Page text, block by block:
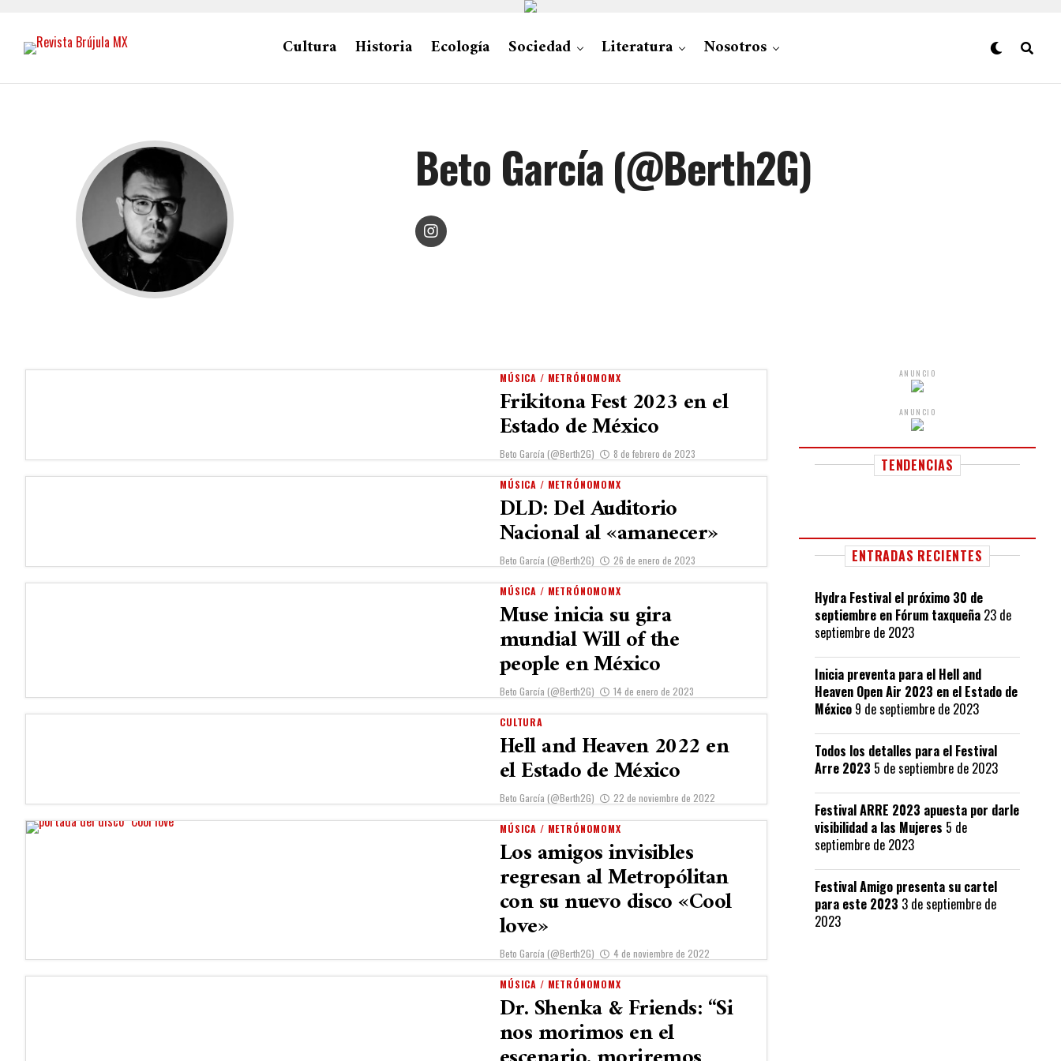
Cultura Historia Ecología Sociedad Literatura Nosotros
Beto García (@Berth2G)
MÚSICA / METRÓNOMOMX
Frikitona Fest 2023 en el
Estado de México
Beto García (@Berth2G) 8 de febrero de 2023
MÚSICA / METRÓNOMOMX
DLD: Del Auditorio
Nacional al «amanecer»
Beto García (@Berth2G) 26 de enero de 2023
MÚSICA / METRÓNOMOMX
Muse inicia su gira
mundial Will of the
people en México
Beto García (@Berth2G) 14 de enero de 2023
CULTURA
Hell and Heaven 2022 en
el Estado de México
Beto García (@Berth2G) 22 de noviembre de 2022
MÚSICA / METRÓNOMOMX
Los amigos invisibles
regresan al Metropólitan
con su nuevo disco «Cool
love»
Beto García (@Berth2G) 4 de noviembre de 2022
MÚSICA / METRÓNOMOMX
Dr. Shenka & Friends: “Si
nos morimos en el
ANUNCIO
ANUNCIO
TENDENCIAS
ENTRADAS RECIENTES
Hydra Festival el próximo 30 de
septiembre en Fórum taxqueña 23 de
septiembre de 2023
Inicia preventa para el Hell and
Heaven Open Air 2023 en el Estado de
México 9 de septiembre de 2023
Todos los detalles para el Festival
Arre 2023 5 de septiembre de 2023
Festival ARRE 2023 apuesta por darle
visibilidad a las Mujeres 5 de
septiembre de 2023
Festival Amigo presenta su cartel
para este 2023 3 de septiembre de
2023